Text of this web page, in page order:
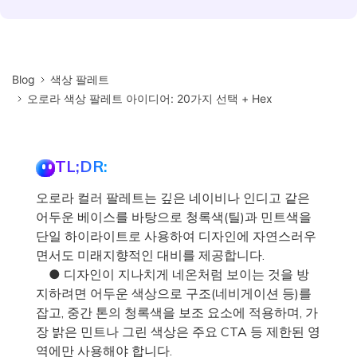
Blog
색상 팔레트
오로라 색상 팔레트 아이디어: 20가지 선택 + Hex
TL;DR:
오로라 컬러 팔레트는 깊은 네이비나 인디고 같은
어두운 베이스를 바탕으로 청록색(틸)과 민트색을
단일 하이라이트로 사용하여 디자인에 자연스러우
면서도 미래지향적인 대비를 제공합니다.
● 디자인이 지나치게 네온처럼 보이는 것을 방
지하려면 어두운 색상으로 구조(네비게이션 등)를
잡고, 중간 톤의 청록색을 보조 요소에 적용하며, 가
장 밝은 민트나 그린 색상은 주요 CTA 등 제한된 영
역에만 사용해야 합니다.